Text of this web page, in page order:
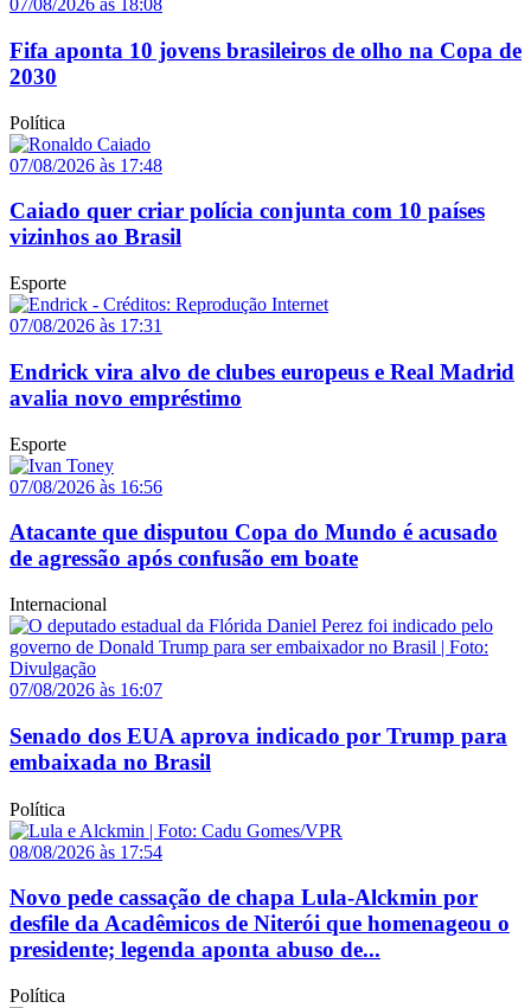
07/08/2026 às 18:08
Fifa aponta 10 jovens brasileiros de olho na Copa de
2030
Política
07/08/2026 às 17:48
Caiado quer criar polícia conjunta com 10 países
vizinhos ao Brasil
Esporte
07/08/2026 às 17:31
Endrick vira alvo de clubes europeus e Real Madrid
avalia novo empréstimo
Esporte
07/08/2026 às 16:56
Atacante que disputou Copa do Mundo é acusado
de agressão após confusão em boate
Internacional
07/08/2026 às 16:07
Senado dos EUA aprova indicado por Trump para
embaixada no Brasil
Política
08/08/2026 às 17:54
Novo pede cassação de chapa Lula-Alckmin por
desfile da Acadêmicos de Niterói que homenageou o
presidente; legenda aponta abuso de...
Política